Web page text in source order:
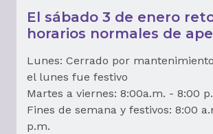
El sábado 3 de enero
horarios normales de
Lunes: Cerrado por
el lunes fue festivo
Martes a viernes: 8:00a.m. - 8:00
Fines de semana y festivos: 8:00
p.m.